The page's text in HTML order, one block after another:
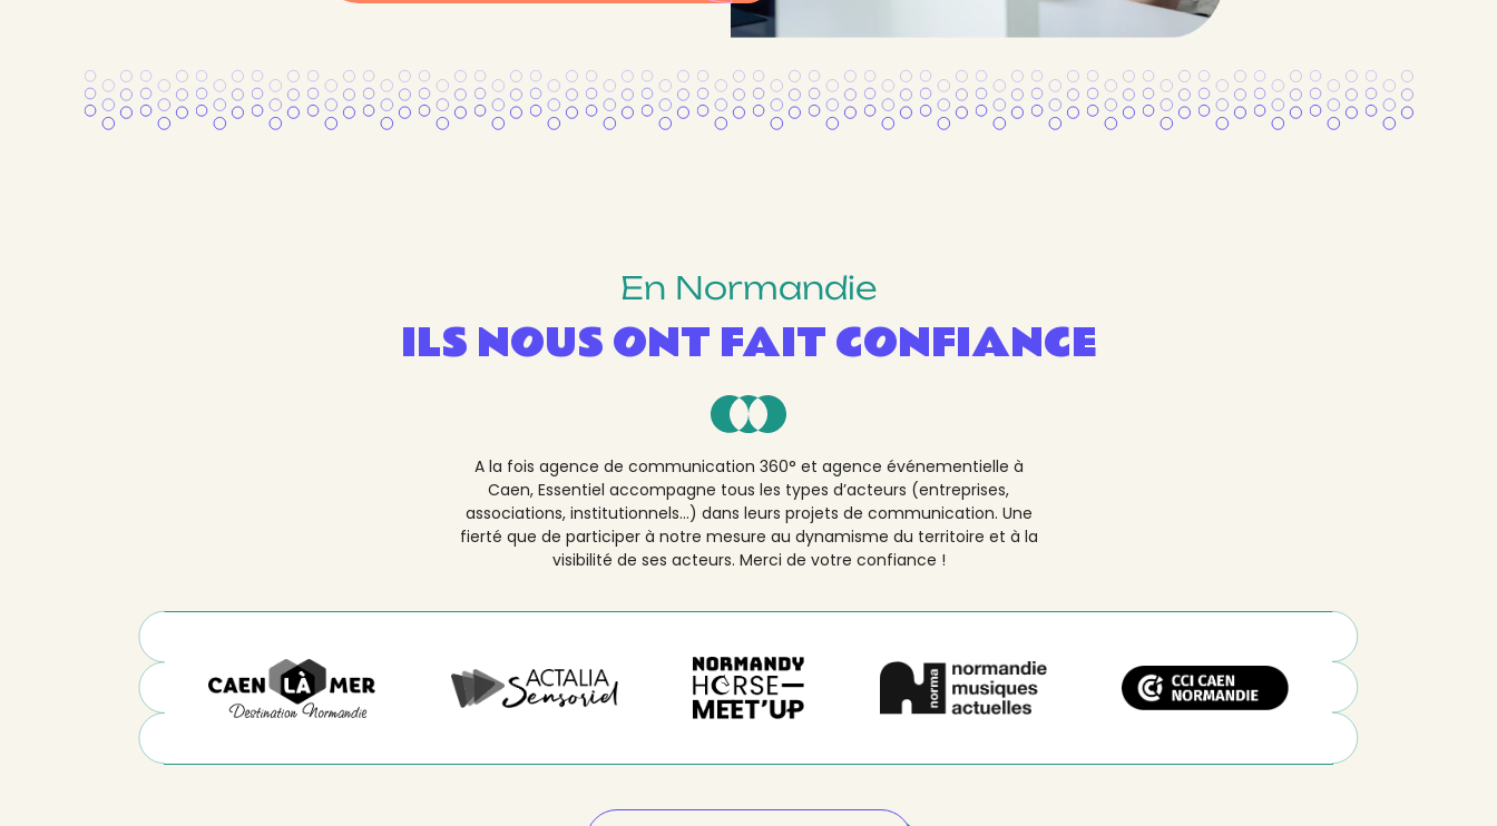
En Normandie
ILS NOUS ONT FAIT CONFIANCE
A la fois agence de communication 360° et agence événementielle à
Caen, Essentiel accompagne tous les types d’acteurs (entreprises,
associations, institutionnels…) dans leurs projets de communication. Une
fierté que de participer à notre mesure au dynamisme du territoire et à la
visibilité de ses acteurs. Merci de votre confiance !